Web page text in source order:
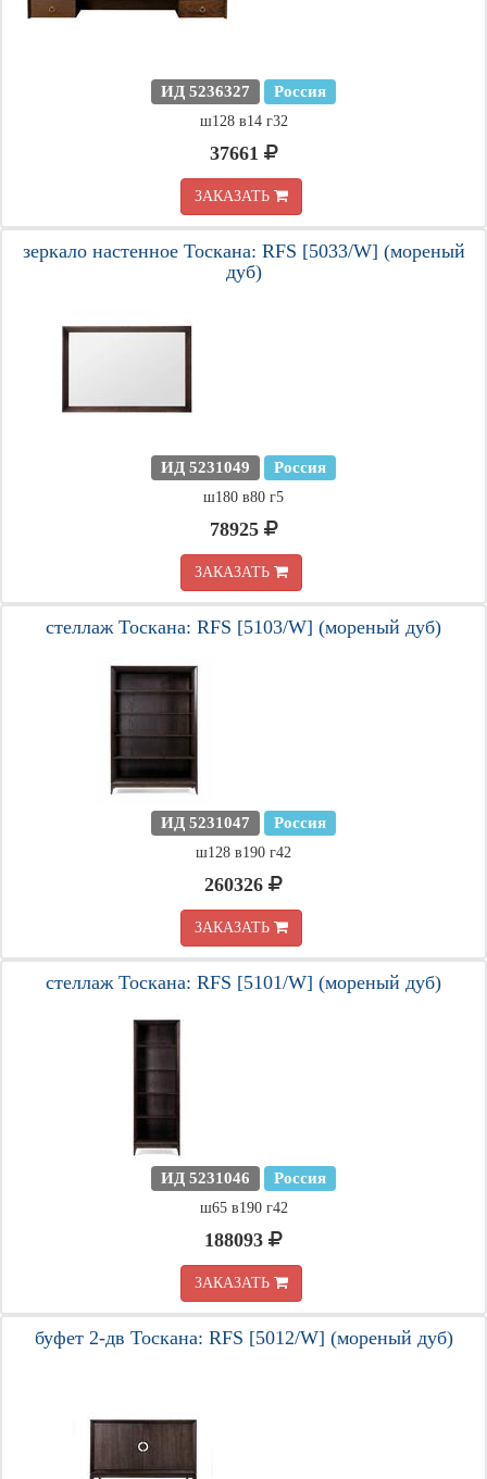
ИД 5236327 Россия
ш128 в14 г32
37661
ЗАКАЗАТЬ
зеркало настенное Тоскана: RFS [5033/W] (мореный
дуб)
ИД 5231049 Россия
ш180 в80 г5
78925
ЗАКАЗАТЬ
стеллаж Тоскана: RFS [5103/W] (мореный дуб)
ИД 5231047 Россия
ш128 в190 г42
260326
ЗАКАЗАТЬ
стеллаж Тоскана: RFS [5101/W] (мореный дуб)
ИД 5231046 Россия
ш65 в190 г42
188093
ЗАКАЗАТЬ
буфет 2-дв Тоскана: RFS [5012/W] (мореный дуб)